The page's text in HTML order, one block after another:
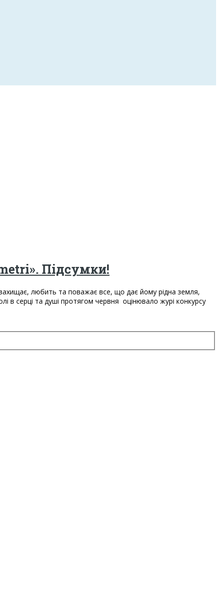
Підсумки!
захищає, любить та поважає все, що дає йому рідна земля,
в серці та душі протягом червня оцінювало журі конкурсу